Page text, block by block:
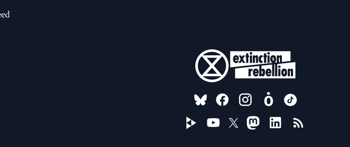
FOLLOW US ON